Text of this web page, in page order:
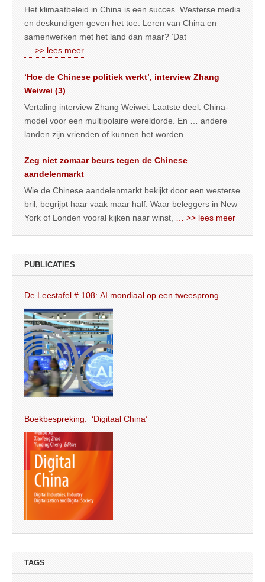
Het klimaatbeleid in China is een succes. Westerse media
en deskundigen geven het toe. Leren van China en
samenwerken met het land dan maar? ‘Dat
… >> lees meer
‘Hoe de Chinese politiek werkt’, interview Zhang
Weiwei (3)
Vertaling interview Zhang Weiwei. Laatste deel: China-
model voor een multipolaire wereldorde. En … andere
landen zijn vrienden of kunnen het worden.
Zeg niet zomaar beurs tegen de Chinese
aandelenmarkt
Wie de Chinese aandelenmarkt bekijkt door een westerse
bril, begrijpt haar vaak maar half. Waar beleggers in New
York of Londen vooral kijken naar winst,
… >> lees meer
PUBLICATIES
De Leestafel # 108: AI mondiaal op een tweesprong
Boekbespreking: ‘Digitaal China’
TAGS